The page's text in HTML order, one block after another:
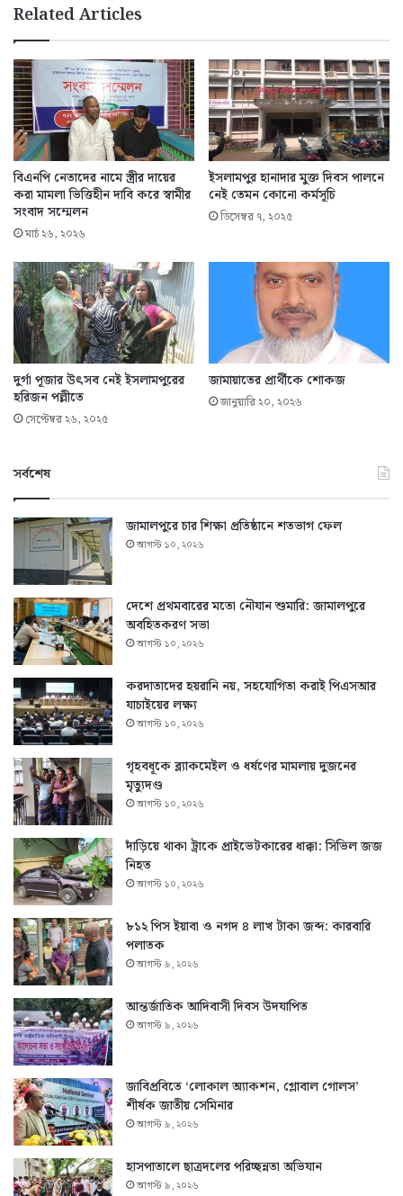
Related Articles
বিএনপি নেতাদের নামে স্ত্রীর দায়ের
করা মামলা ভিত্তিহীন দাবি করে স্বামীর
সংবাদ সম্মেলন
মার্চ ২৬, ২০২৬
ইসলামপুর হানাদার মুক্ত দিবস পালনে
নেই তেমন কোনো কর্মসূচি
ডিসেম্বর ৭, ২০২৫
দুর্গা পূজার উৎসব নেই ইসলামপুরের
হরিজন পল্লীতে
সেপ্টেম্বর ২৬, ২০২৫
জামায়াতের প্রার্থীকে শোকজ
জানুয়ারি ২০, ২০২৬
সর্বশেষ
জামালপুরে চার শিক্ষা প্রতিষ্ঠানে শতভাগ ফেল
আগস্ট ১০, ২০২৬
দেশে প্রথমবারের মতো নৌযান শুমারি: জামালপুরে
অবহিতকরণ সভা
আগস্ট ১০, ২০২৬
করদাতাদের হয়রানি নয়, সহযোগিতা করাই পিএসআর
যাচাইয়ের লক্ষ্য
আগস্ট ১০, ২০২৬
গৃহবধূকে ব্ল্যাকমেইল ও ধর্ষণের মামলায় দুজনের
মৃত্যুদণ্ড
আগস্ট ১০, ২০২৬
দাঁড়িয়ে থাকা ট্রাকে প্রাইভেটকারের ধাক্কা: সিভিল জজ
নিহত
আগস্ট ১০, ২০২৬
৮১২ পিস ইয়াবা ও নগদ ৪ লাখ টাকা জব্দ: কারবারি
পলাতক
আগস্ট ৯, ২০২৬
আন্তর্জাতিক আদিবাসী দিবস উদযাপিত
আগস্ট ৯, ২০২৬
জাবিপ্রবিতে ‘লোকাল অ্যাকশন, গ্লোবাল গোলস’
শীর্ষক জাতীয় সেমিনার
আগস্ট ৯, ২০২৬
হাসপাতালে ছাত্রদলের পরিচ্ছন্নতা অভিযান
আগস্ট ৯, ২০২৬